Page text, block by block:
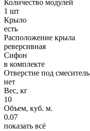
Количество модулей
1 шт
Крыло
есть
Расположение крыла
реверсивная
Сифон
в комплекте
Отверстие под смеситель
нет
Вес, кг
10
Объем, куб. м.
0.07
показать всё